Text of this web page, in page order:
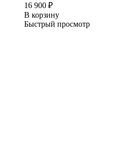
16 900 ₽
В корзину
Быстрый просмотр